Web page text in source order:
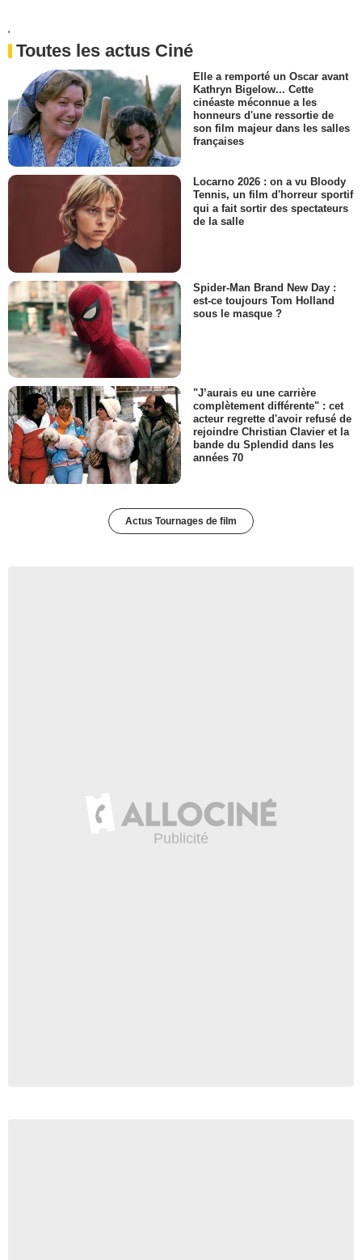
'
Toutes les actus Ciné
Elle a remporté un Oscar avant
Kathryn Bigelow... Cette
cinéaste méconnue a les
honneurs d'une ressortie de
son film majeur dans les salles
françaises
Locarno 2026 : on a vu Bloody
Tennis, un film d'horreur sportif
qui a fait sortir des spectateurs
de la salle
Spider-Man Brand New Day :
est-ce toujours Tom Holland
sous le masque ?
"J’aurais eu une carrière
complètement différente" : cet
acteur regrette d'avoir refusé de
rejoindre Christian Clavier et la
bande du Splendid dans les
années 70
Actus Tournages de film